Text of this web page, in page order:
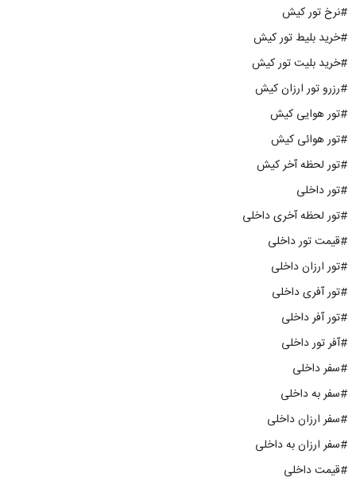
#نرخ تور کیش
#خرید بلیط تور کیش
#خرید بلیت تور کیش
#رزرو تور ارزان کیش
#تور هوایی کیش
#تور هوائی کیش
#تور لحظه آخر کیش
#تور داخلی
#تور لحظه آخری داخلی
#قیمت تور داخلی
#تور ارزان داخلی
#تور آفری داخلی
#تور آفر داخلی
#آفر تور داخلی
#سفر داخلی
#سفر به داخلی
#سفر ارزان داخلی
#سفر ارزان به داخلی
#قیمت داخلی